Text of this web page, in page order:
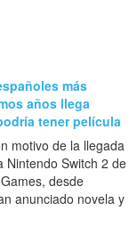
más
años llega
tener película
motivo de la llegada
Nintendo Switch 2 de
desde
anunciado novela y